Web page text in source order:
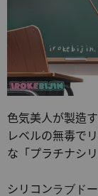
色気美人が製造
レベルの無毒で
な「プラチナシ
シリコンラブド